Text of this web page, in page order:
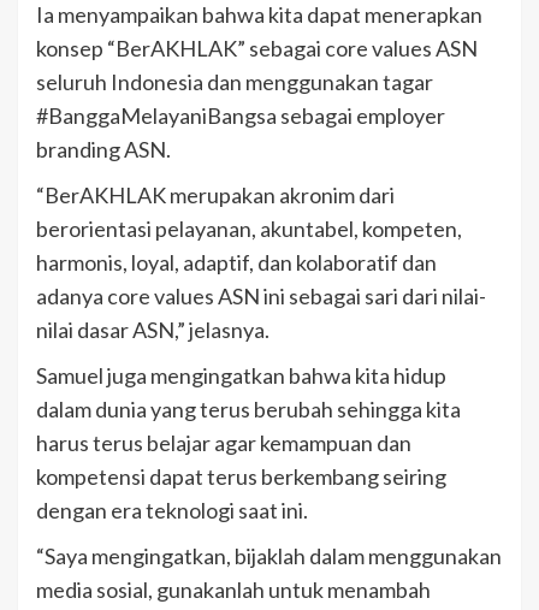
Ia menyampaikan bahwa kita dapat menerapkan
konsep “BerAKHLAK” sebagai core values ASN
seluruh Indonesia dan menggunakan tagar
#BanggaMelayaniBangsa sebagai employer
branding ASN.
“BerAKHLAK merupakan akronim dari
berorientasi pelayanan, akuntabel, kompeten,
harmonis, loyal, adaptif, dan kolaboratif dan
adanya core values ASN ini sebagai sari dari nilai-
nilai dasar ASN,” jelasnya.
Samuel juga mengingatkan bahwa kita hidup
dalam dunia yang terus berubah sehingga kita
harus terus belajar agar kemampuan dan
kompetensi dapat terus berkembang seiring
dengan era teknologi saat ini.
“Saya mengingatkan, bijaklah dalam menggunakan
media sosial, gunakanlah untuk menambah